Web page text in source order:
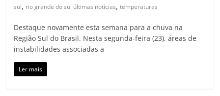
sul, rio grande do sul últimas notícias,temperaturas
Destaque novamente esta semana para a chuva na
Região Sul do Brasil. Nesta segunda-feira (23), áreas de
instabilidades associadas a
Ler mais